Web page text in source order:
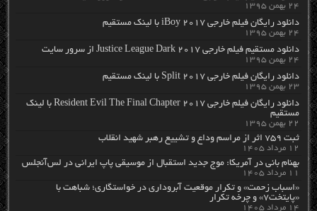
۲۴ بهمن ۱۳۹۵
دانلود رایگان فیلم خارجی iBoy 2017 با لینک مستقیم
۲۴ بهمن ۱۳۹۵
دانلود مستقیم فیلم خارجی Justice League Dark 2017 از سرور سایت
۲۴ بهمن ۱۳۹۵
دانلود رایگان فیلم خارجی Split 2017 با لینک مستقیم
۲۳ بهمن ۱۳۹۵
دانلود رایگان فیلم خارجی Resident Evil The Final Chapter 2017 با لینک
مستقیم
۲۲ بهمن ۱۳۹۵
ثبت ۷۵۹ اثر از مراسم وداع و تشییع رهبر شهید انقلاب
۱۲ مرداد ۱۴۰۵
بهنام بانی در آمریکا: موج جدید استقبال از موسیقی پاپ ایرانی در لس‌آنجلس
۱۱ مرداد ۱۴۰۵
«اسباب زحمت» و تکرار موقعیت آبروداری در خواستگاری؛ شباهت با
«پایتخت۷» و چرخه تکرار
۱۴ مرداد ۱۴۰۵